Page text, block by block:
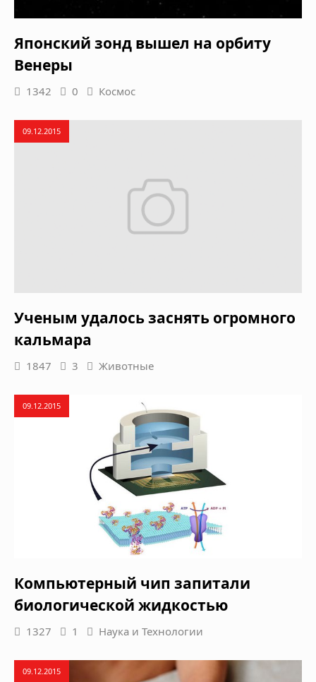
Японский зонд вышел на орбиту
Венеры
1342 0 Космос
09.12.2015
Ученым удалось заснять огромного
кальмара
1847 3 Животные
09.12.2015
Компьютерный чип запитали
биологической жидкостью
1327 1 Наука и Технологии
09.12.2015